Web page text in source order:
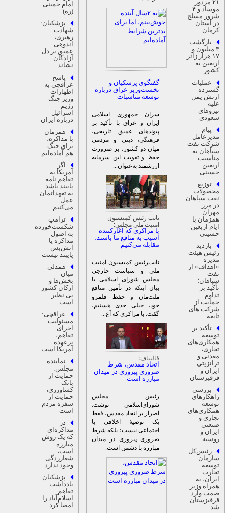
امام خمینی
(ره)
پزشکیان:
شهادت
رهبری،
اندوهی
عمیق بر دل
آزادگان
نشاند
پاسخ
عراقچی به
اظهارات
وزیر جنگ
رژیم
اسرائیل
درباره ایران
همزمان
با مذاکره،
برای جنگ
هم آماده‌ایم
اگر
آمریکا به
تفاهم نامه
پایبند باشد
به تعهداتمان
عمل
می‌کنیم
ترامپ
شکست‌خورده
به اصول
مذاکره یا
آتش‌بس
پایبند نیست
همدلی
میان
بخش‌ها و
ارکان کشور
بی نظیر
است
عراقچی:
مسئولیت
اجرای
تفاهم،
برعهده
آمریکا است
نماینده
مجلس:
حمایت از
بانک
کشاورزی،
حمایت از
سفره مردم
است
در
مذاکره‌ای
که یک روش
مبارزه
است،
شعارزدگی
وجود ندارد
پزشکیان
یادداشت
تفاهم
اسلام‌آباد را
امضا کرد
گفتگوی پزشکیان و
نخست‌وزیر عراق درباره
توسعه مناسبات
سران جمهوری اسلامی
ایران و عراق با تأکید بر
پیوند‌های عمیق تاریخی،
فرهنگی، دینی و مردمی
میان دو کشور، بر ضرورت
حفظ و تقویت این سرمایه
ارزشمند به‌عنوان...
نایب رئیس کمیسیون
امنیت ملی مجلس:
با مراکزی که آغازکننده
آسیب به منافع ما باشند،
مقابله می‌کنیم
نایب‌رئیس کمیسیون امنیت
ملی و سیاست خارجی
مجلس شورای اسلامی با
بیان اینکه در تأمین منافع
ملت‌مان و حفظ قلمرو
خود، خیلی جدی هستیم،
گقت: با مراکزی که آغ...
قالیباف:
اتحاد مقدس، شرط
ضروری پیروزی در میدان
مبارزه است
رئیس مجلس
شورای‌اسلامی نوشت:
اصرار بر اتحاد مقدس، فقط
یک توصیهٔ اخلاقی یا
اجتماعی نیست؛ بلکه شرط
ضروری پیروزی در میدان
مبارزه با دشمن است.
۲۱ مزدور
موساد و ۴
مسلح
استان
بازگشت
۳ میلیون و
۱۷ هزار زائر
به
عملیات
یمن
پیام
نفت
به
توزیع
سپاهان
مرز
با
اربعین
بازدید
هیئت
از
بر
از
های
تأکید بر
و
و
بررسی
و
و
رئیس‌کل
به
وزیر
وارد